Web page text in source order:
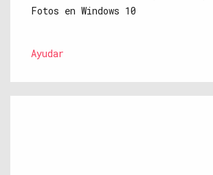
Fotos en Windows 10
Ayudar